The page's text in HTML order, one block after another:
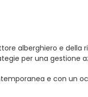
alberghiero e della
per una gestione
e con un